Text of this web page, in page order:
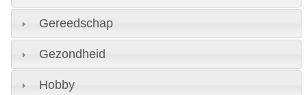
Gereedschap
Gezondheid
Hobby